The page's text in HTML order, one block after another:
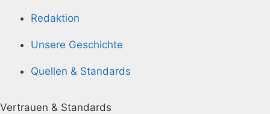
Redaktion
Unsere Geschichte
Quellen & Standards
Vertrauen & Standards